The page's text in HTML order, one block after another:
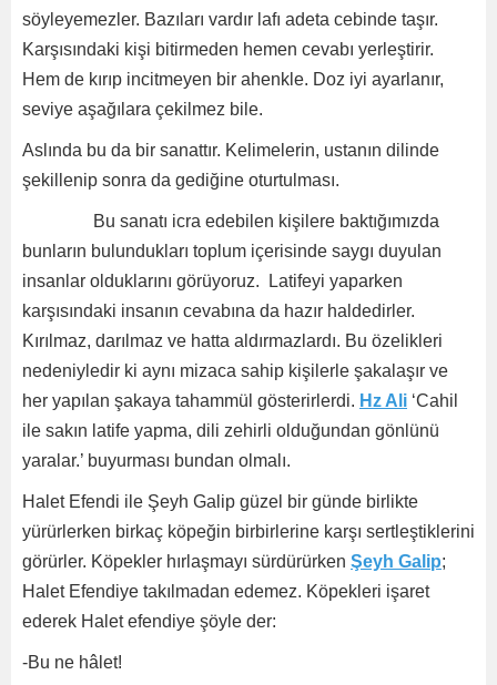
söyleyemezler. Bazıları vardır lafı adeta cebinde taşır.
Karşısındaki kişi bitirmeden hemen cevabı yerleştirir.
Hem de kırıp incitmeyen bir ahenkle. Doz iyi ayarlanır,
seviye aşağılara çekilmez bile.
Aslında bu da bir sanattır. Kelimelerin, ustanın dilinde
şekillenip sonra da gediğine oturtulması.
Bu sanatı icra edebilen kişilere baktığımızda
bunların bulundukları toplum içerisinde saygı duyulan
insanlar olduklarını görüyoruz. Latifeyi yaparken
karşısındaki insanın cevabına da hazır haldedirler.
Kırılmaz, darılmaz ve hatta aldırmazlardı. Bu özelikleri
nedeniyledir ki aynı mizaca sahip kişilerle şakalaşır ve
her yapılan şakaya tahammül gösterirlerdi. Hz Ali ‘Cahil
ile sakın latife yapma, dili zehirli olduğundan gönlünü
yaralar.’ buyurması bundan olmalı.
Halet Efendi ile Şeyh Galip güzel bir günde birlikte
yürürlerken birkaç köpeğin birbirlerine karşı sertleştiklerini
görürler. Köpekler hırlaşmayı sürdürürken Şeyh Galip;
Halet Efendiye takılmadan edemez. Köpekleri işaret
ederek Halet efendiye şöyle der:
-Bu ne hâlet!